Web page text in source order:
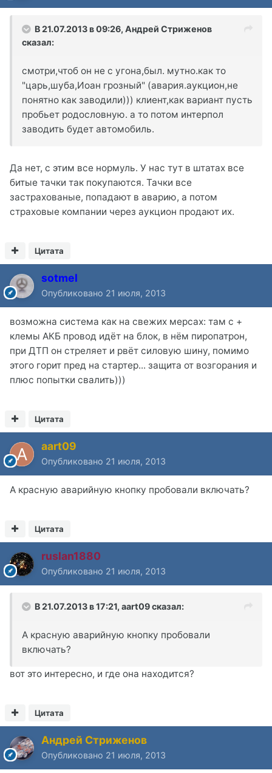
В 21.07.2013 в 09:26, Андрей Стриженов
сказал:
смотри,чтоб он не с угона,был. мутно.как то
"царь,шуба,Иоан грозный" (авария.аукцион,не
понятно как заводили))) клиент,как вариант пусть
пробьет родословную. а то потом интерпол
заводить будет автомобиль.
Да нет, с этим все нормуль. У нас тут в штатах все
битые тачки так покупаются. Тачки все
застрахованые, попадают в аварию, а потом
страховые компании через аукцион продают их.
Цитата
sotmel
Опубликовано 21 июля, 2013
возможна система как на свежих мерсах: там с +
клемы АКБ провод идёт на блок, в нём пиропатрон,
при ДТП он стреляет и рвёт силовую шину, помимо
этого горит пред на стартер... защита от возгорания и
плюс попытки свалить)))
Цитата
aart09
Опубликовано 21 июля, 2013
А красную аварийную кнопку пробовали включать?
Цитата
ruslan1880
Опубликовано 21 июля, 2013
В 21.07.2013 в 17:21, aart09 сказал:
А красную аварийную кнопку пробовали
включать?
вот это интересно, и где она находится?
Цитата
Андрей Стриженов
Опубликовано 21 июля, 2013